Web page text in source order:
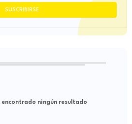
encontrado ningún resultado